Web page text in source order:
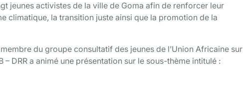
jeunes activistes de la ville de Goma afin de renforcer leur
climatique, la transition juste ainsi que la promotion de la
du groupe consultatif des jeunes de l’Union Africaine sur
DRR a animé une présentation sur le sous-thème intitulé :